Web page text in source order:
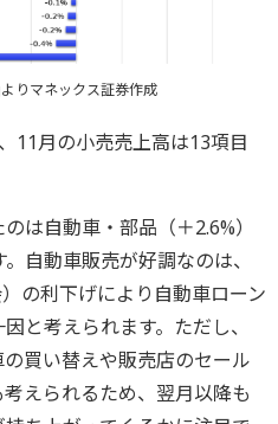
りマネックス証券作成
11月の小売売上高は13項目
は自動車・部品（＋2.6%）
自動車販売が好調なのは、
の利下げにより自動車ローン
と考えられます。ただし、
買い替えや販売店のセール
えられるため、翌月以降も